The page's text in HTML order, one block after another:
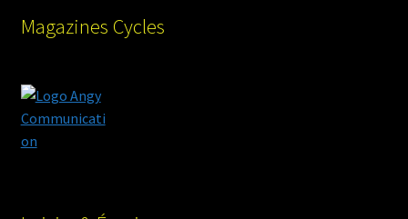
Magazines Cycles